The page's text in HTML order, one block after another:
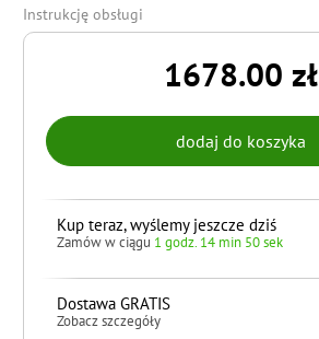
Instrukcję obsługi
1678.00 zł
Kup teraz, wyślemy jeszcze dziś
Zamów w ciągu 1 godz. 14 min 48 sek
Dostawa GRATIS
Zobacz szczegóły